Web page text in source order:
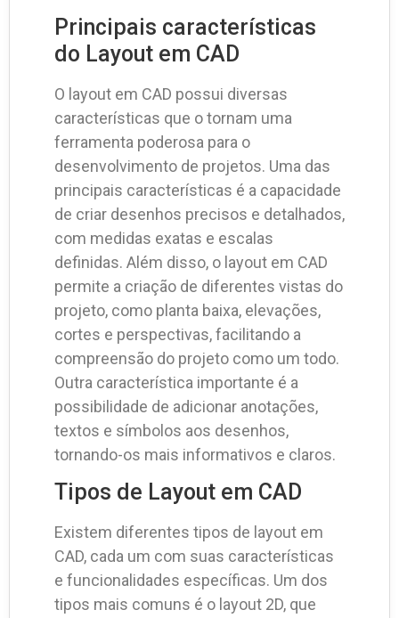
Principais características
do Layout em CAD
O layout em CAD possui diversas
características que o tornam uma
ferramenta poderosa para o
desenvolvimento de projetos. Uma das
principais características é a capacidade
de criar desenhos precisos e detalhados,
com medidas exatas e escalas
definidas. Além disso, o layout em CAD
permite a criação de diferentes vistas do
projeto, como planta baixa, elevações,
cortes e perspectivas, facilitando a
compreensão do projeto como um todo.
Outra característica importante é a
possibilidade de adicionar anotações,
textos e símbolos aos desenhos,
tornando-os mais informativos e claros.
Tipos de Layout em CAD
Existem diferentes tipos de layout em
CAD, cada um com suas características
e funcionalidades específicas. Um dos
tipos mais comuns é o layout 2D, que